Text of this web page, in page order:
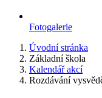
Fotogalerie
Úvodní stránka
Základní škola
Kalendář akcí
Rozdávání